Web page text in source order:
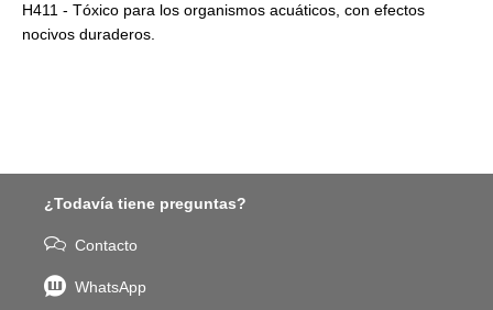
H411 - Tóxico para los organismos acuáticos, con efectos
nocivos duraderos.
¿Todavía tiene preguntas?
Contacto
WhatsApp